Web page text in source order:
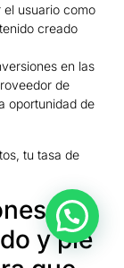
usuario como
creado
en las
de
oportunidad de
tu tasa de
de
y pie